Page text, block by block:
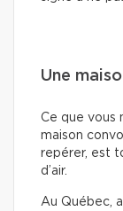
Une
Ce que vous
maison
repérer, est
d’air.
Au Québec,